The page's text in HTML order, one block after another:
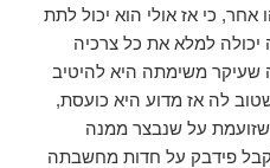
כי אז אולי הוא יכול לתת
למלא את כל צרכיה
שעיקר משימתה היא להיטיב
לה אז מדוע היא כועסת,
שזועמת על שנבצר ממנה
פידבק על חדות מחשבתה